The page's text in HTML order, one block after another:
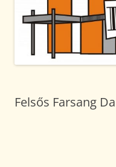
Felsős Farsang